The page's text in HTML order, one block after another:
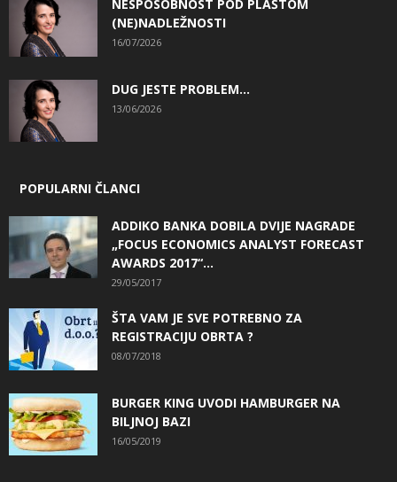
NESPOSOBNOST POD PLAŠTOM
(NE)NADLEŽNOSTI
16/07/2026
DUG JESTE PROBLEM…
13/06/2026
POPULARNI ČLANCI
ADDIKO BANKA DOBILA DVIJE NAGRADE
„FOCUS ECONOMICS ANALYST FORECAST
AWARDS 2017“...
29/05/2017
ŠTA VAM JE SVE POTREBNO ZA
REGISTRACIJU OBRTA ?
08/07/2018
BURGER KING UVODI HAMBURGER NA
BILJNOJ BAZI
16/05/2019